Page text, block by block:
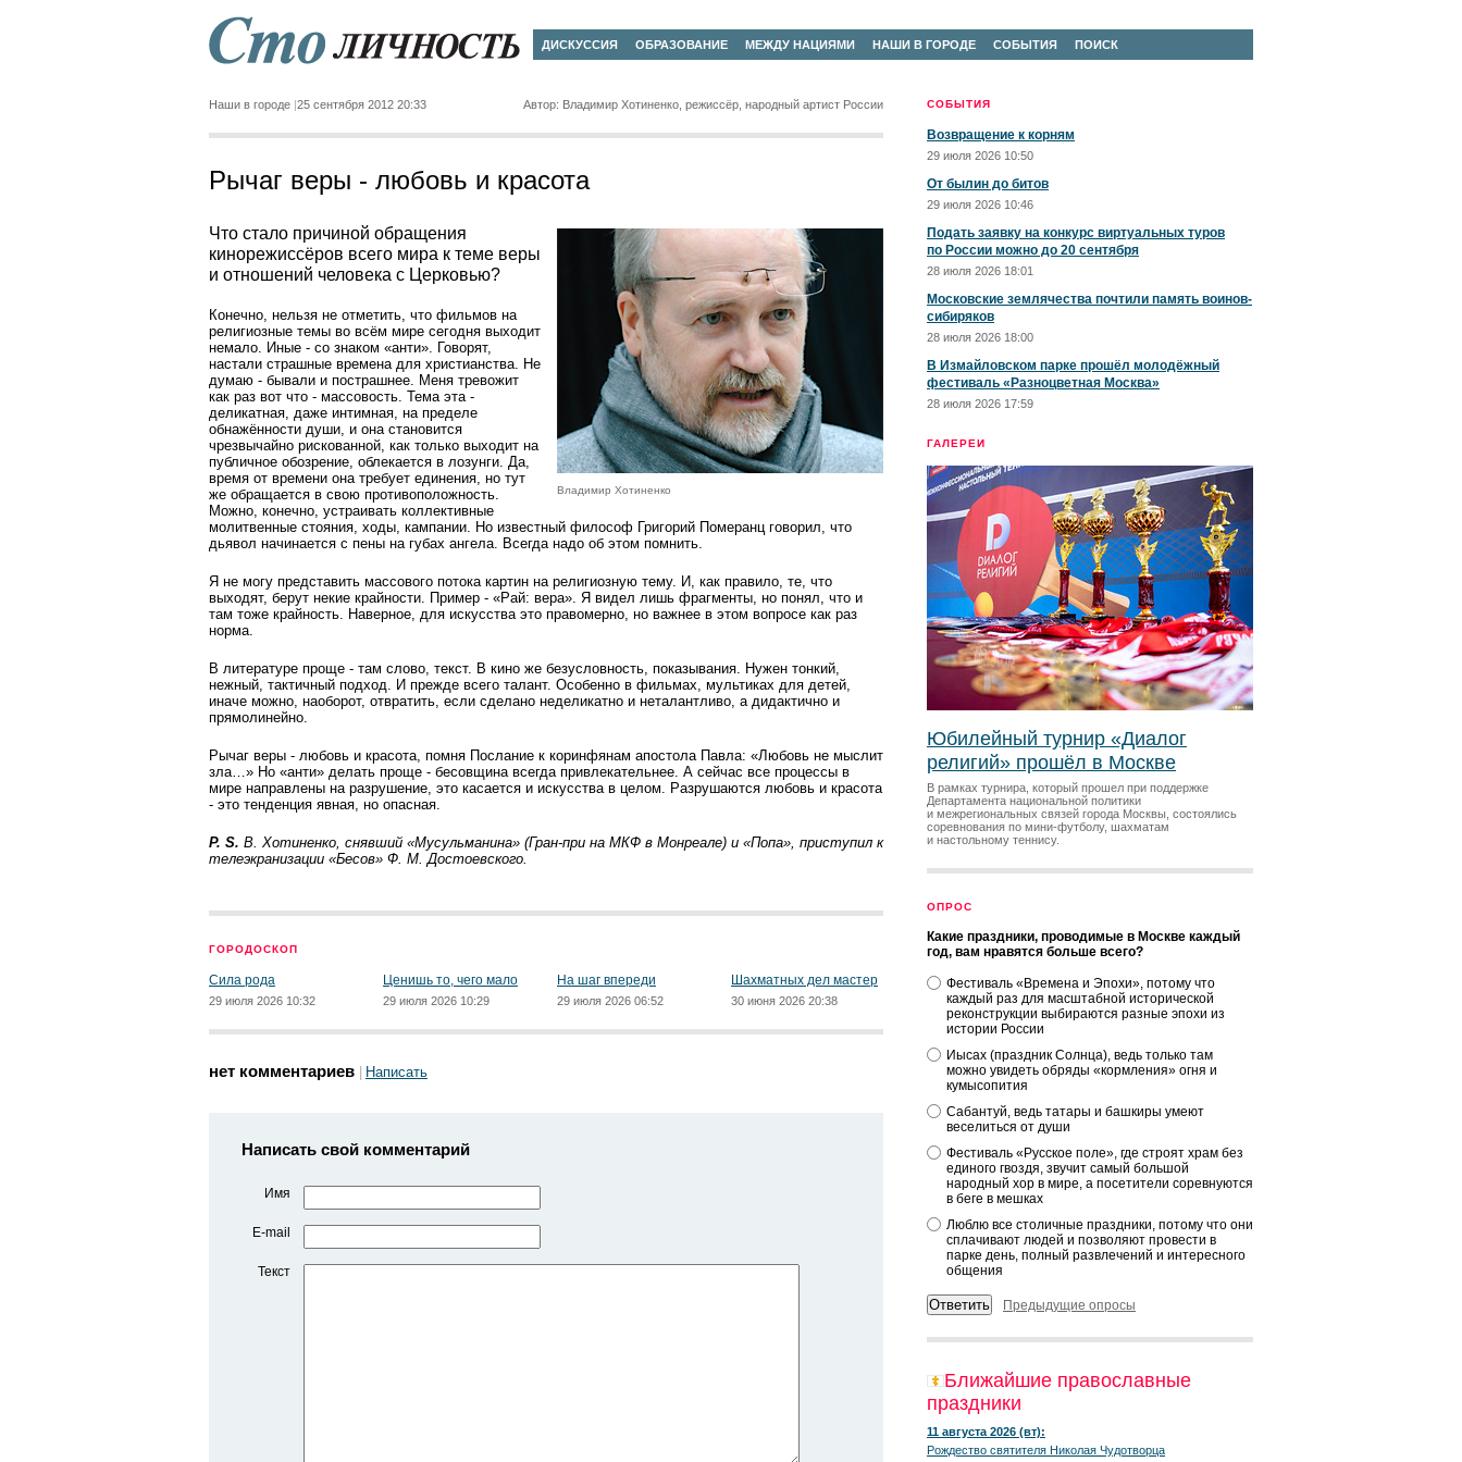
ДИСКУССИЯ ОБРАЗОВАНИЕ МЕЖДУ НАЦИЯМИ НАШИ В ГОРОДЕ СОБЫТИЯ ПОИСК
СОБЫТИЯ
Возвращение к корням
29 июля 2026 10:50
От былин до битов
29 июля 2026 10:46
Подать заявку на конкурс виртуальных туров
по России можно до 20 сентября
28 июля 2026 18:01
Московские землячества почтили память воинов-
сибиряков
28 июля 2026 18:00
В Измайловском парке прошёл молодёжный
фестиваль «Разноцветная Москва»
28 июля 2026 17:59
ГАЛЕРЕИ
Юбилейный турнир «Диалог
религий» прошёл в Москве
В рамках турнира, который прошел при поддержке
Департамента национальной политики
и межрегиональных связей города Москвы, состоялись
соревнования по мини-футболу, шахматам
и настольному теннису.
ОПРОС
Какие праздники, проводимые в Москве каждый
год, вам нравятся больше всего?
Фестиваль «Времена и Эпохи», потому что
каждый раз для масштабной исторической
реконструкции выбираются разные эпохи из
истории России
Иысах (праздник Солнца), ведь только там
можно увидеть обряды «кормления» огня и
кумысопития
Сабантуй, ведь татары и башкиры умеют
веселиться от души
Фестиваль «Русское поле», где строят храм без
единого гвоздя, звучит самый большой
народный хор в мире, а посетители соревнуются
в беге в мешках
Люблю все столичные праздники, потому что они
сплачивают людей и позволяют провести в
парке день, полный развлечений и интересного
общения
Предыдущие опросы
Ближайшие православные
праздники
11 августа 2026 (вт):
Рождество святителя Николая Чудотворца
Наши в городе 25 сентября 2012 20:33 Автор: Владимир Хотиненко, режиссёр, народный артист России
Рычаг веры - любовь и красота
Владимир Хотиненко
Что стало причиной обращения
кинорежиссёров всего мира к теме веры
и отношений человека с Церковью?
Конечно, нельзя не отметить, что фильмов на
религиозные темы во всём мире сегодня выходит
немало. Иные - со знаком «анти». Говорят,
настали страшные времена для христианства. Не
думаю - бывали и пострашнее. Меня тревожит
как раз вот что - массовость. Тема эта -
деликатная, даже интимная, на пределе
обнажённости души, и она становится
чрезвычайно рискованной, как только выходит на
публичное обозрение, облекается в лозунги. Да,
время от времени она требует единения, но тут
же обращается в свою противоположность.
Можно, конечно, устраивать коллективные
молитвенные стояния, ходы, кампании. Но известный философ Григорий Померанц говорил, что
дьявол начинается с пены на губах ангела. Всегда надо об этом помнить.
Я не могу представить массового потока картин на религиозную тему. И, как правило, те, что
выходят, берут некие крайности. Пример - «Рай: вера». Я видел лишь фрагменты, но понял, что и
там тоже крайность. Наверное, для искусства это правомерно, но важнее в этом вопросе как раз
норма.
В литературе проще - там слово, текст. В кино же безусловность, показывания. Нужен тонкий,
нежный, тактичный подход. И прежде всего талант. Особенно в фильмах, мультиках для детей,
иначе можно, наоборот, отвратить, если сделано неделикатно и неталантливо, а дидактично и
прямолинейно.
Рычаг веры - любовь и красота, помня Послание к коринфянам апостола Павла: «Любовь не мыслит
зла…» Но «анти» делать проще - бесовщина всегда привлекательнее. А сейчас все процессы в
мире направлены на разрушение, это касается и искусства в целом. Разрушаются любовь и красота
- это тенденция явная, но опасная.
P. S. В. Хотиненко, снявший «Мусульманина» (Гран-при на МКФ в Монреале) и «Попа», приступил к
телеэкранизации «Бесов» Ф. М. Достоевского.
ГОРОДОСКОП
Сила рода
29 июля 2026 10:32
Ценишь то, чего мало
29 июля 2026 10:29
На шаг впереди
29 июля 2026 06:52
Шахматных дел мастер
30 июня 2026 20:38
нет комментариев Написать
Написать свой комментарий
Имя
E-mail
Текст